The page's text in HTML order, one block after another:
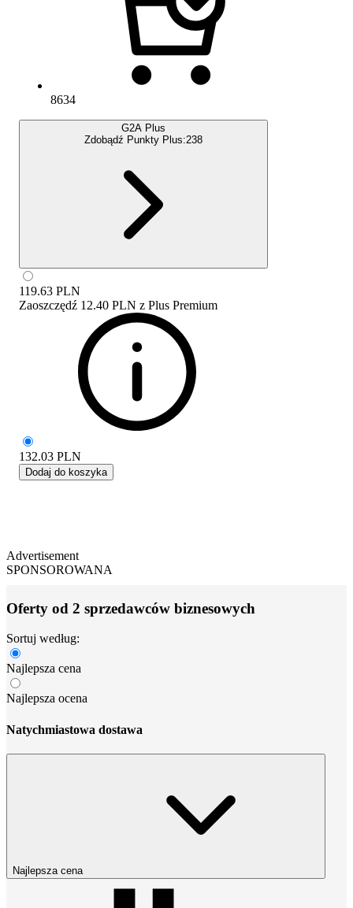
8634
G2A Plus
Zdobądź Punkty Plus:238
119.63 PLN
Zaoszczędź 12.40 PLN z Plus Premium
132.03 PLN
Dodaj do koszyka
Advertisement
SPONSOROWANA
Oferty od 2 sprzedawców biznesowych
Sortuj według:
Najlepsza cena
Najlepsza ocena
Natychmiastowa dostawa
Najlepsza cena